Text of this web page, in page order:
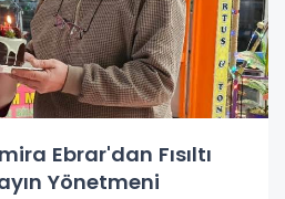
Ebrar'dan Fısıltı
Yönetmeni